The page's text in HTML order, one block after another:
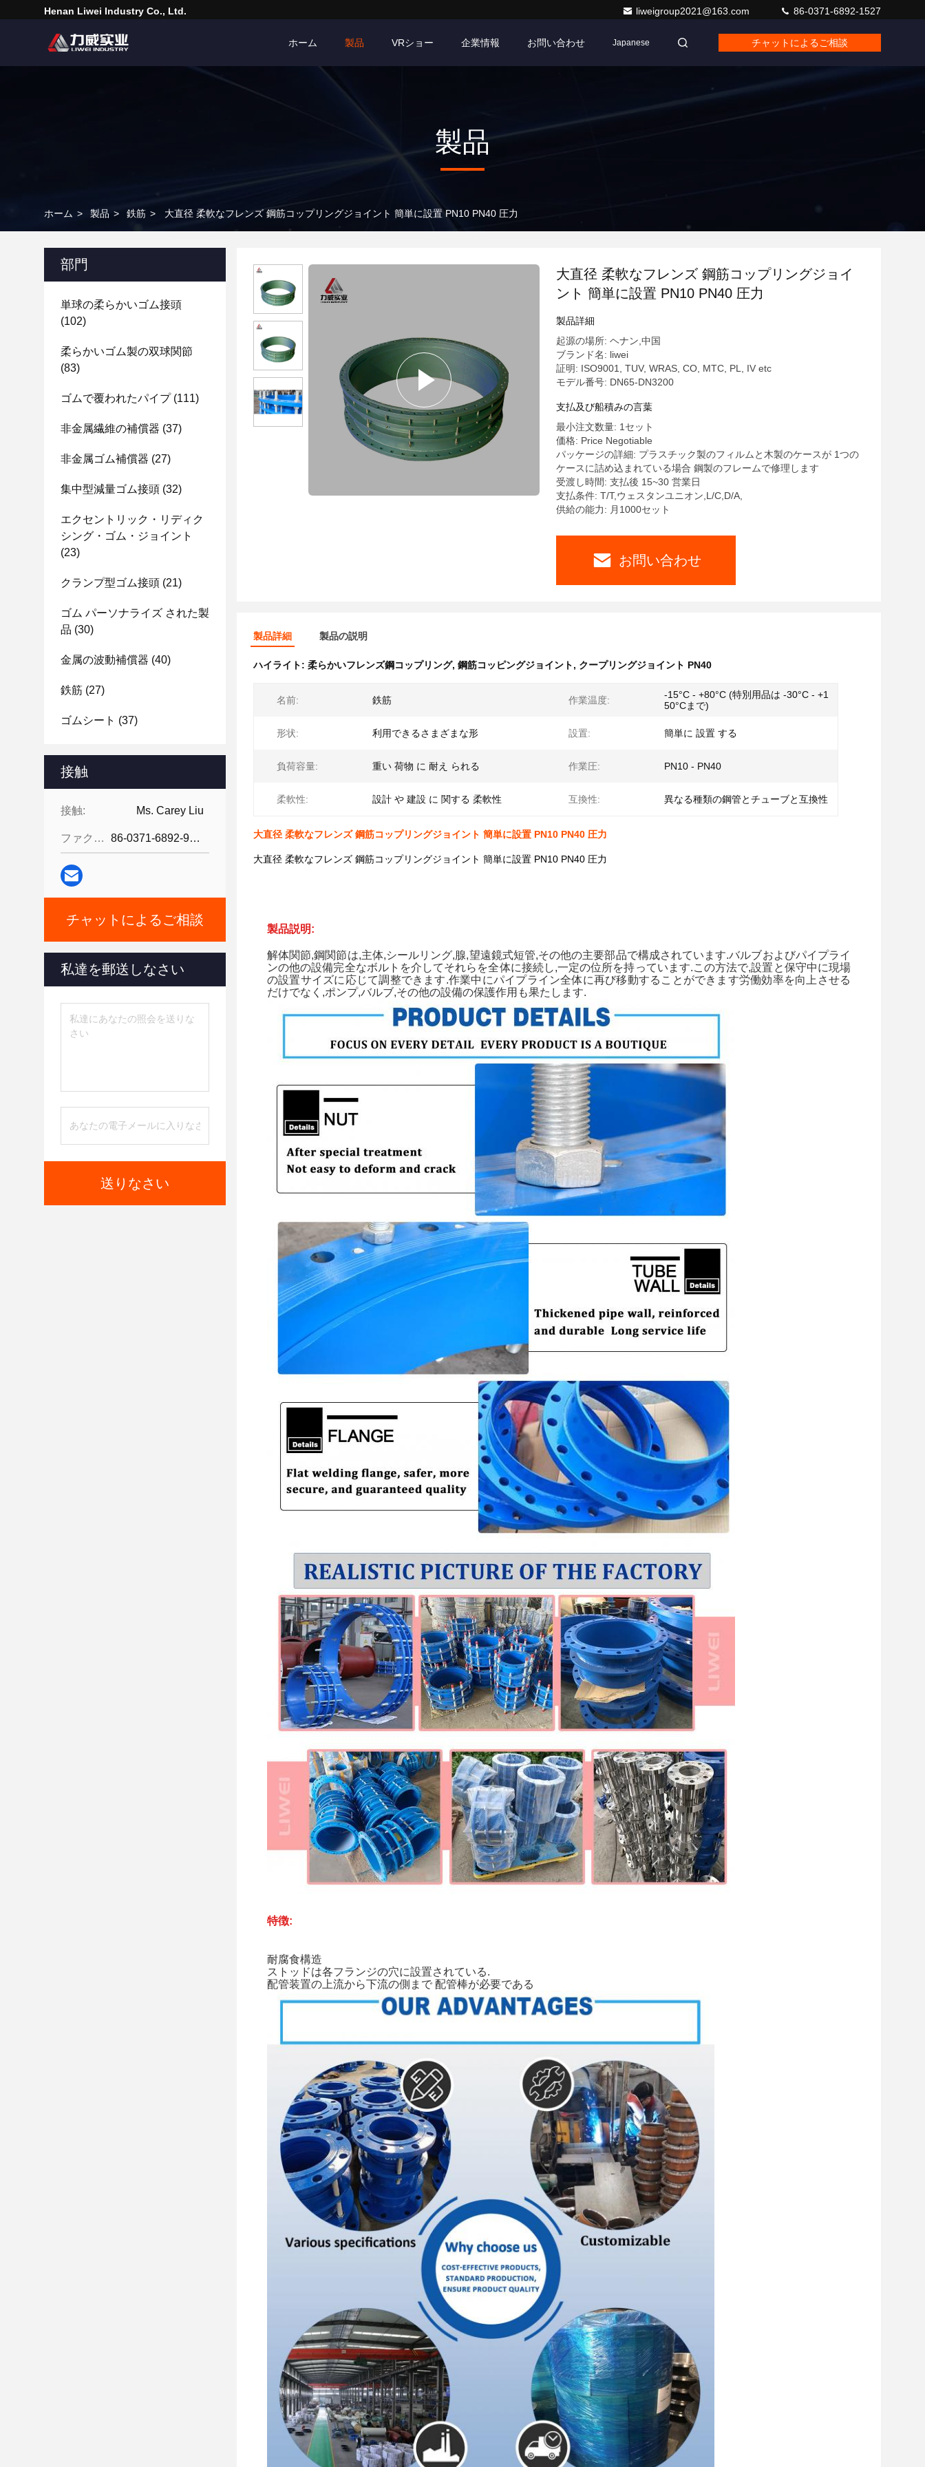
Henan Liwei Industry Co., Ltd. liweigroup2021@163.com 86-0371-6892-1527
ホーム 製品 VRショー 企業情報 お問い合わせ Japanese チャットによるご相談
製品
ホーム > 製品 > 鉄筋 > 大直径 柔軟なフレンズ 鋼筋コップリングジョイント 簡単に設置 PN10 PN40 圧力
部門
単球の柔らかいゴム接頭
(102)
柔らかいゴム製の双球関節
(83)
ゴムで覆われたパイプ(111)
非金属繊維の補償器 (37)
非金属ゴム補償器 (27)
集中型減量ゴム接頭 (32)
エクセントリック・リディク
シング・ゴム・ジョイント
(23)
クランプ型ゴム接頭 (21)
ゴム パーソナライズ された製
品 (30)
金属の波動補償器 (40)
鉄筋 (27)
ゴムシート (37)
接触
接触: Ms. Carey Liu
ファクシミリ: 86-0371-6892-9024
チャットによるご相談
私達を郵送しなさい
送りなさい
大直径 柔軟なフレンズ 鋼筋コップリングジョイ
ント 簡単に設置 PN10 PN40 圧力
製品詳細
起源の場所: ヘナン,中国
ブランド名: liwei
証明: ISO9001, TUV, WRAS, CO, MTC, PL, IV etc
モデル番号: DN65-DN3200
支払及び船積みの言葉
最小注文数量: 1セット
価格: Price Negotiable
パッケージの詳細: プラスチック製のフィルムと木製のケースが 1つの
ケースに詰め込まれている場合 鋼製のフレームで修理します
受渡し時間: 支払後 15~30 営業日
支払条件: T/T,ウェスタンユニオン,L/C,D/A,
供給の能力: 月1000セット
お問い合わせ
製品詳細 製品の説明
ハイライト: 柔らかいフレンズ鋼コップリング, 鋼筋コッピングジョイント, クープリングジョイント PN40
名前: 鉄筋 作業温度:
-15°C - +80°C (特別用品は -30°C - +1
50°Cまで)
形状: 利用できるさまざまな形 設置: 簡単に 設置 する
負荷容量: 重い 荷物 に 耐え られる 作業圧: PN10 - PN40
柔軟性: 設計 や 建設 に 関する 柔軟性 互換性: 異なる種類の鋼管とチューブと互換性
大直径 柔軟なフレンズ 鋼筋コップリングジョイント 簡単に設置 PN10 PN40 圧力
大直径 柔軟なフレンズ 鋼筋コップリングジョイント 簡単に設置 PN10 PN40 圧力
製品説明:
解体関節,鋼関節は,主体,シールリング,腺,望遠鏡式短管,その他の主要部品で構成されています.バルブおよびパイプライ
ンの他の設備完全なボルトを介してそれらを全体に接続し,一定の位所を持っています.この方法で,設置と保守中に現場
の設置サイズに応じて調整できます.作業中にパイプライン全体に再び移動することができます労働効率を向上させる
だけでなく,ポンプ,バルブ,その他の設備の保護作用も果たします.
特徴:
耐腐食構造
ストッドは各フランジの穴に設置されている.
配管装置の上流から下流の側まで 配管棒が必要である